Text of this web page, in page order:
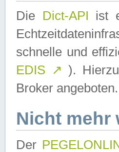
Die Dict-API ist
schnelle und
EDIS ↗ ).
Broker angeboten.
Nicht mehr
Der